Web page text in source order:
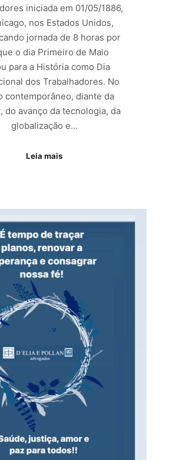
iniciada em 01/05/1886,
nos Estados Unidos,
jornada de 8 horas por
o dia Primeiro de Maio
para a História como Dia
dos Trabalhadores. No
contemporâneo, diante da
do avanço da tecnologia, da
globalização e…
Leia mais